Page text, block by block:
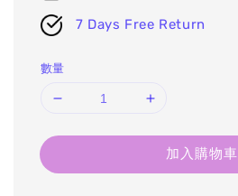
7 Days Free Return
數量
加入購物車